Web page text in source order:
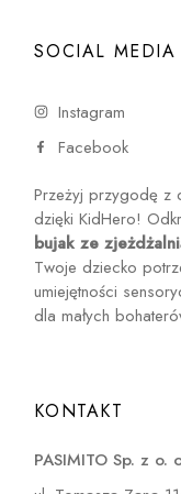
SOCIAL MEDIA
Instagram
Facebook
Przeżyj przygodę z
dzięki KidHero!
bujak ze
Twoje dziecko
umiejętności
dla małych
KONTAKT
PASIMITO Sp. z o.